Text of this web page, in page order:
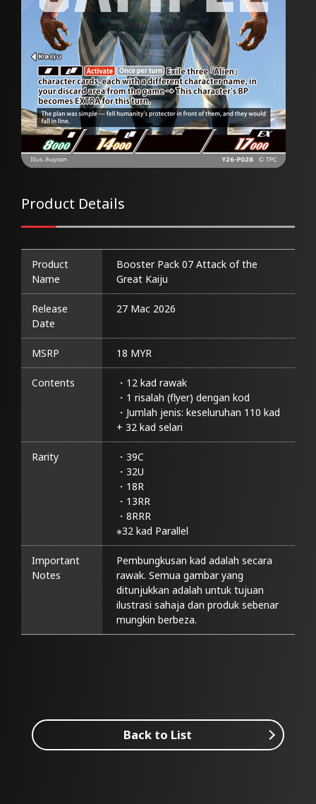
Product Details
Product
Name
Booster Pack 07 Attack of the
Great Kaiju
Release
Date
27 Mac 2026
MSRP 18 MYR
Contents
・12 kad rawak
・1 risalah (flyer) dengan kod
・Jumlah jenis: keseluruhan 110 kad
+ 32 kad selari
Rarity
・39C
・32U
・18R
・13RR
・8RRR
※32 kad Parallel
Important
Notes
Pembungkusan kad adalah secara
rawak. Semua gambar yang
ditunjukkan adalah untuk tujuan
ilustrasi sahaja dan produk sebenar
mungkin berbeza.
Back to List